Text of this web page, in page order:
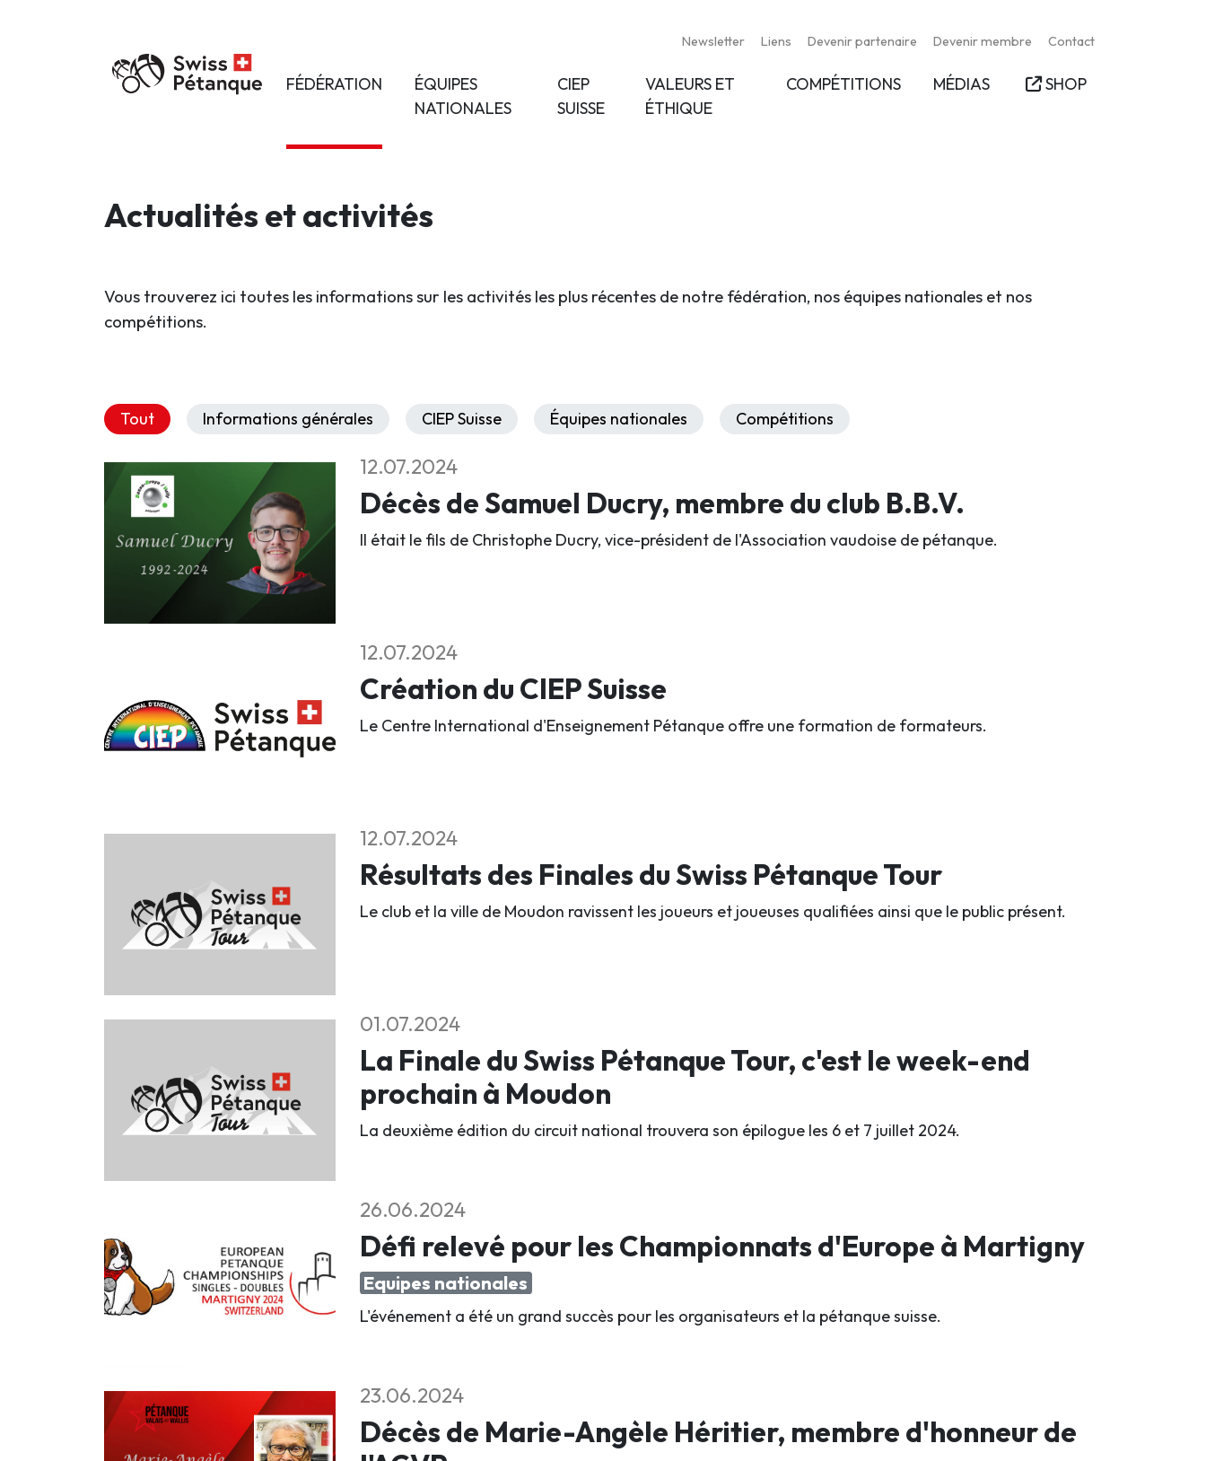
Newsletter Liens Devenir partenaire Devenir membre Contact
FÉDÉRATION
ÉQUIPES
NATIONALES
CIEP
SUISSE
VALEURS ET
ÉTHIQUE
COMPÉTITIONS MÉDIAS SHOP
Actualités et activités
Vous trouverez ici toutes les informations sur les activités les plus récentes de notre fédération, nos équipes nationales et nos
compétitions.
Tout Informations générales CIEP Suisse Équipes nationales Compétitions
12.07.2024
Décès de Samuel Ducry, membre du club B.B.V.
Il était le fils de Christophe Ducry, vice-président de l'Association vaudoise de pétanque.
12.07.2024
Création du CIEP Suisse
Le Centre International d'Enseignement Pétanque offre une formation de formateurs.
12.07.2024
Résultats des Finales du Swiss Pétanque Tour
Le club et la ville de Moudon ravissent les joueurs et joueuses qualifiées ainsi que le public présent.
01.07.2024
La Finale du Swiss Pétanque Tour, c'est le week-end
prochain à Moudon
La deuxième édition du circuit national trouvera son épilogue les 6 et 7 juillet 2024.
26.06.2024
Défi relevé pour les Championnats d'Europe à Martigny
Equipes nationales
L'événement a été un grand succès pour les organisateurs et la pétanque suisse.
23.06.2024
Décès de Marie-Angèle Héritier, membre d'honneur de